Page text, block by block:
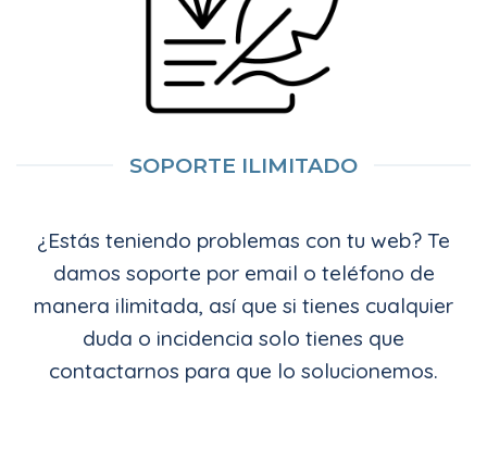
SOPORTE ILIMITADO
¿Estás teniendo problemas con tu web? Te
damos soporte por email o teléfono de
manera ilimitada, así que si tienes cualquier
duda o incidencia solo tienes que
contactarnos para que lo solucionemos.